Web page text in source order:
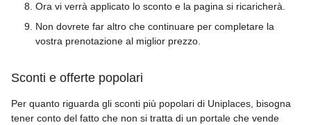
Ora vi verrà applicato lo sconto e la pagina si ricaricherà.
Non dovrete far altro che continuare per completare la
vostra prenotazione al miglior prezzo.
Sconti e offerte popolari
Per quanto riguarda gli sconti più popolari di Uniplaces, bisogna
tener conto del fatto che non si tratta di un portale che vende